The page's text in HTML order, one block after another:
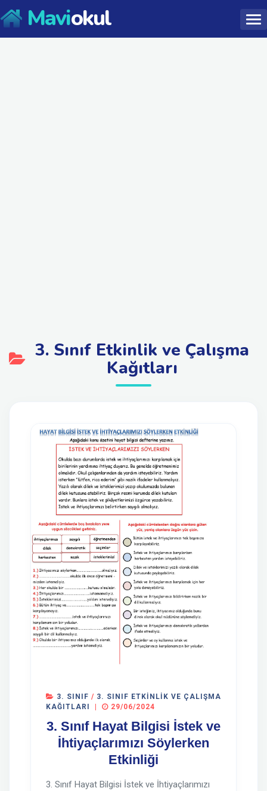
Maviokul
3. Sınıf Etkinlik ve Çalışma
Kağıtları
3. SINIF / 3. SINIF ETKINLIK VE ÇALIŞMA
KAĞITLARI
29/06/2024
3. Sınıf Hayat Bilgisi İstek ve
İhtiyaçlarımızı Söylerken
Etkinliği
3. Sınıf Hayat Bilgisi İstek ve İhtiyaçlarımızı